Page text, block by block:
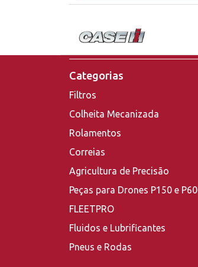
Categorias
Filtros
Colheita Mecanizada
Rolamentos
Correias
Agricultura de Precisão
Peças para Drones P150 e P60
FLEETPRO
Fluidos e Lubrificantes
Pneus e Rodas